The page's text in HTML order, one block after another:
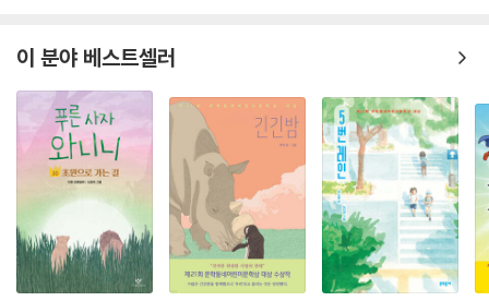
이 분야 베스트셀러